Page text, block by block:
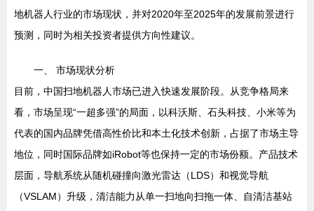
地机器人行业的市场现状，并对2020年至2025年的发展前景进行
预测，同时为相关投资者提供方向性建议。
一、 市场现状分析
目前，中国扫地机器人市场已进入快速发展阶段。从竞争格局来
看，市场呈现“一超多强”的局面，以科沃斯、石头科技、小米等为
代表的国内品牌凭借高性价比和本土化技术创新，占据了市场主导
地位，同时国际品牌如iRobot等也保持一定的市场份额。产品技术
层面，导航系统从随机碰撞向激光雷达（LDS）和视觉导航
（VSLAM）升级，清洁能力从单一扫地向扫拖一体、自清洁基站